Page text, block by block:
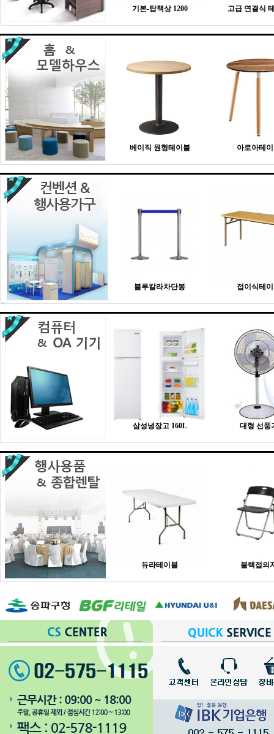
기본-탑책상 1200 고급 연결식
베이직 원형테이블 아로아테
블루칼라차단봉 접이식테
삼성냉장고 160L 대형 선풍
듀라테이블 블랙접의